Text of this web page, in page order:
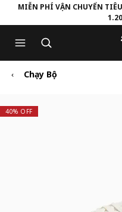
to
Main
content
to
Footer
Content
MIỄN PHÍ VẬN CHUYỂN
Chạy Bộ
40% OFF